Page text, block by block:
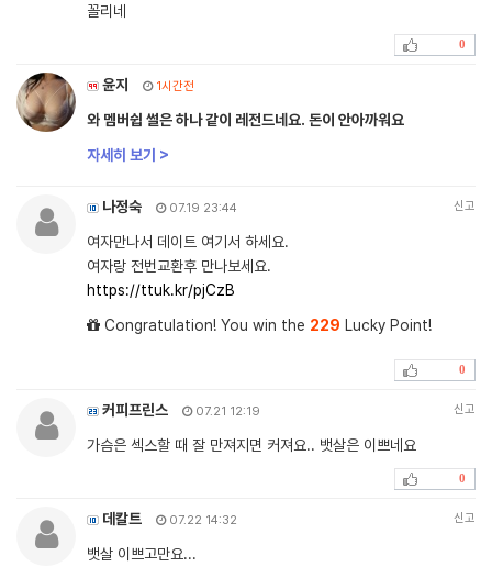
꼴리네
0
윤지 1시간전
와 멤버쉽 썰은 하나 같이 레전드네요. 돈이 안아까워요
자세히 보기 >
나정숙 07.19 23:44 신고
여자만나서 데이트 여기서 하세요.
여자랑 전번교환후 만나보세요.
https://ttuk.kr/pjCzB
Congratulation! You win the 229 Lucky Point!
0
커피프린스 07.21 12:19 신고
가슴은 섹스할 때 잘 만져지면 커져요.. 뱃살은 이쁘네요
0
데칼트 07.22 14:32 신고
뱃살 이쁘고만요...